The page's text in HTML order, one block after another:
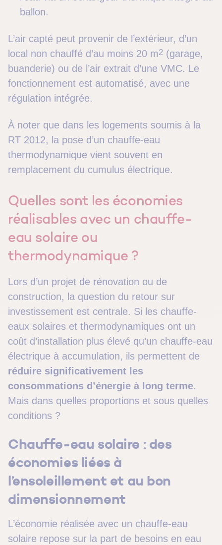
ballon.
L’air capté peut provenir de l’extérieur, d’un
local non chauffé d’au moins 20 m2 (garage,
buanderie) ou de l’air extrait d’une VMC. Le
fonctionnement est automatisé, avec une
régulation intégrée.
À noter que dans les logements soumis à la
RT 2012, la pose d’un chauffe-eau
thermodynamique vient souvent en
remplacement du cumulus électrique.
Quelles sont les économies
réalisables avec un chauffe-
eau solaire ou
thermodynamique ?
Lors d’un projet de rénovation ou de
construction, la question du retour sur
investissement est centrale. Si les chauffe-
eaux solaires et thermodynamiques ont un
coût d’installation plus élevé qu’un chauffe-eau
électrique à accumulation, ils permettent de
réduire significativement les
consommations d’énergie à long terme.
Mais dans quelles proportions et sous quelles
conditions ?
Chauffe-eau solaire : des
économies liées à
l’ensoleillement et au bon
dimensionnement
L’économie réalisée avec un chauffe-eau
solaire repose sur la part de besoins en eau